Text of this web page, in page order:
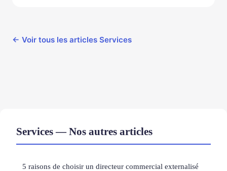
← Voir tous les articles Services
Services — Nos autres articles
5 raisons de choisir un directeur commercial externalisé